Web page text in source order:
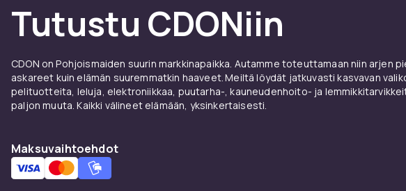
Tutustu CDONiin
CDON on Pohjoismaiden suurin markkinapaikka. Autamme toteuttamaan niin arjen
askareet kuin elämän suuremmatkin haaveet. Meiltä löydät jatkuvasti kasvavan
pelituotteita, leluja, elektroniikkaa, puutarha-, kauneudenhoito- ja
paljon muuta. Kaikki välineet elämään, yksinkertaisesti.
Maksuvaihtoehdot